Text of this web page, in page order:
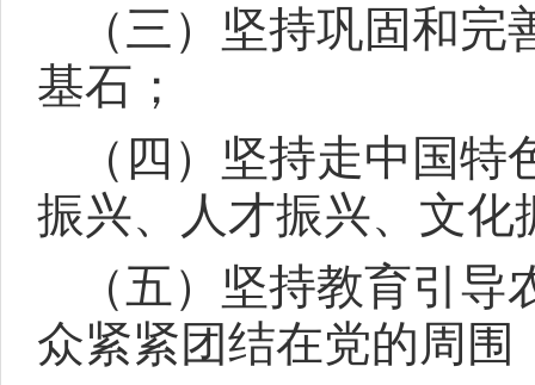
（三）坚持巩固和
基石；
（四）坚持走中国
振兴、人才振兴、文
（五）坚持教育引
众紧紧团结在党的周